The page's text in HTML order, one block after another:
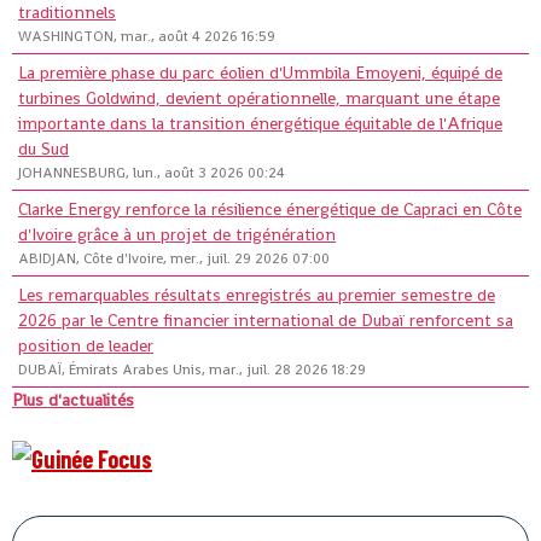
traditionnels
WASHINGTON, mar., août 4 2026 16:59
La première phase du parc éolien d'Ummbila Emoyeni, équipé de
turbines Goldwind, devient opérationnelle, marquant une étape
importante dans la transition énergétique équitable de l'Afrique
du Sud
JOHANNESBURG, lun., août 3 2026 00:24
Clarke Energy renforce la résilience énergétique de Capraci en Côte
d'Ivoire grâce à un projet de trigénération
ABIDJAN, Côte d'Ivoire, mer., juil. 29 2026 07:00
Les remarquables résultats enregistrés au premier semestre de
2026 par le Centre financier international de Dubaï renforcent sa
position de leader
DUBAÏ, Émirats Arabes Unis, mar., juil. 28 2026 18:29
Plus d'actualités